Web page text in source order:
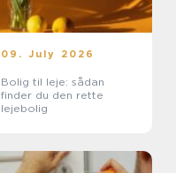
09. July 2026
Bolig til leje: sådan
finder du den rette
lejebolig